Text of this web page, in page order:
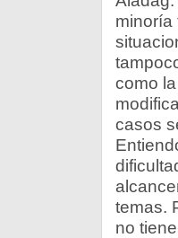
minoría
como
casos
temas.
no